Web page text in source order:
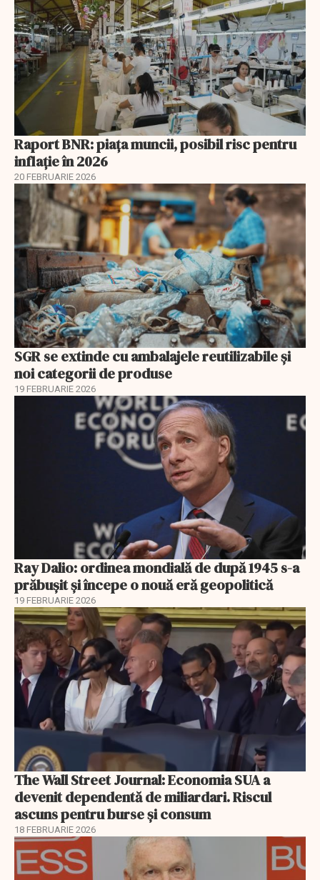
Raport BNR: piața muncii, posibil risc pentru
inflație în 2026
20 FEBRUARIE 2026
SGR se extinde cu ambalajele reutilizabile și
noi categorii de produse
19 FEBRUARIE 2026
Ray Dalio: ordinea mondială de după 1945 s-a
prăbușit și începe o nouă eră geopolitică
19 FEBRUARIE 2026
The Wall Street Journal: Economia SUA a
devenit dependentă de miliardari. Riscul
ascuns pentru burse și consum
18 FEBRUARIE 2026
EXCLUSIV